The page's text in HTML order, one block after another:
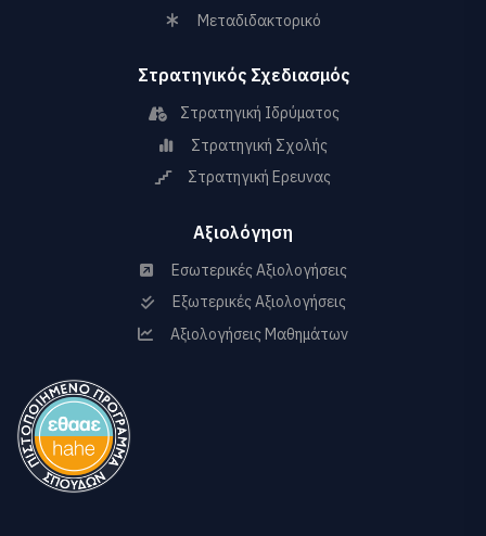
Μεταδιδακτορικό
Στρατηγικός Σχεδιασμός
Στρατηγική Ιδρύματος
Στρατηγική Σχολής
Στρατηγική Ερευνας
Αξιολόγηση
Εσωτερικές Αξιολογήσεις
Εξωτερικές Αξιολογήσεις
Αξιολογήσεις Μαθημάτων